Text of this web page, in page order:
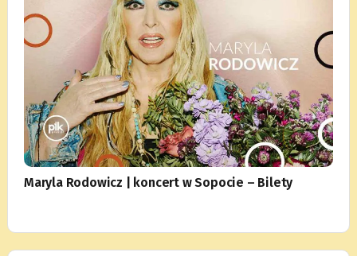
Maryla Rodowicz | koncert w Sopocie – Bilety